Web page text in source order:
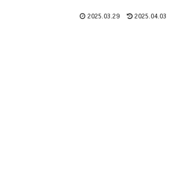
2025.03.29 2025.04.03